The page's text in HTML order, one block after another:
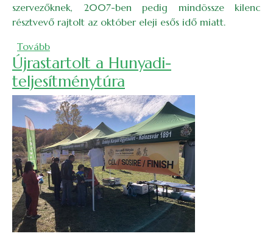
szervezőknek, 2007-ben pedig mindössze kilenc
résztvevő rajtolt az október eleji esős idő miatt.
Tovább(263 túrázó a Bükk-erdő színkavalkádjában)
Újrastartolt a Hunyadi-
teljesítménytúra